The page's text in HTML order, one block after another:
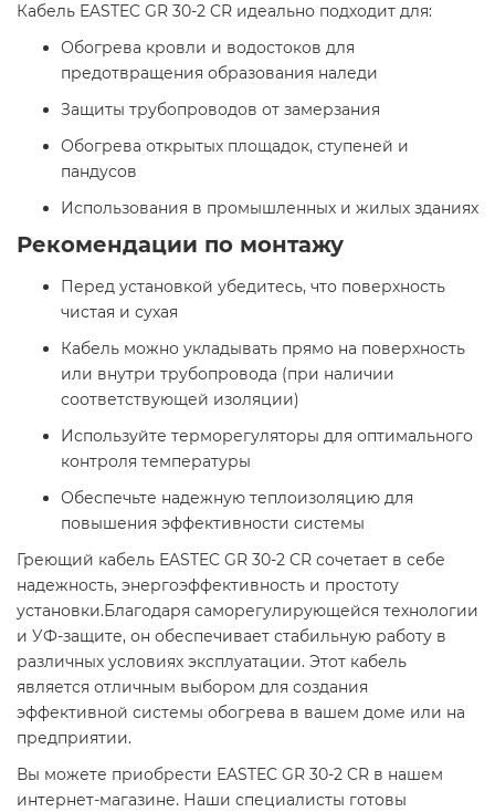
Кабель EASTEC GR 30-2 CR идеально подходит для:​
Обогрева кровли и водостоков для
предотвращения образования наледи
Защиты трубопроводов от замерзания
Обогрева открытых площадок, ступеней и
пандусов
Использования в промышленных и жилых зданиях​
Рекомендации по монтажу
Перед установкой убедитесь, что поверхность
чистая и сухая
Кабель можно укладывать прямо на поверхность
или внутри трубопровода (при наличии
соответствующей изоляции)
Используйте терморегуляторы для оптимального
контроля температуры
Обеспечьте надежную теплоизоляцию для
повышения эффективности системы​
Греющий кабель EASTEC GR 30-2 CR сочетает в себе
надежность, энергоэффективность и простоту
установки.Благодаря саморегулирующейся технологии
и УФ-защите, он обеспечивает стабильную работу в
различных условиях эксплуатации. Этот кабель
является отличным выбором для создания
эффективной системы обогрева в вашем доме или на
предприятии.​
Вы можете приобрести EASTEC GR 30-2 CR в нашем
интернет-магазине. Наши специалисты готовы